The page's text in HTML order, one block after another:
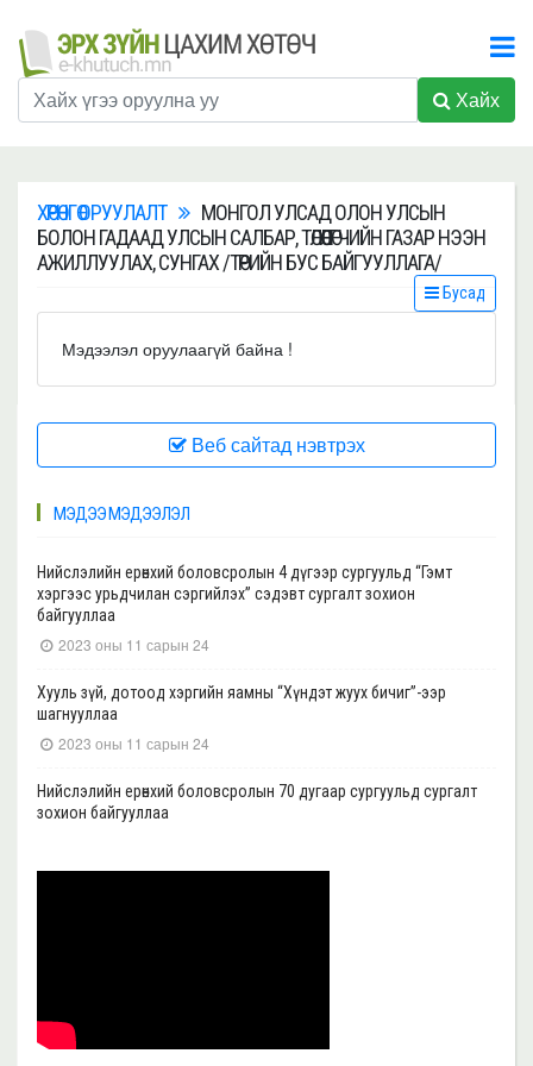
Хайх
ХӨРӨНГӨ ОРУУЛАЛТ
МОНГОЛ УЛСАД ОЛОН УЛСЫН
БОЛОН ГАДААД УЛСЫН САЛБАР, ТӨЛӨӨЛӨГЧИЙН ГАЗАР НЭЭН
АЖИЛЛУУЛАХ, СУНГАХ /ТӨРИЙН БУС БАЙГУУЛЛАГА/
Бусад
Мэдээлэл оруулаагүй байна !
Веб сайтад нэвтрэх
МЭДЭЭ МЭДЭЭЛЭЛ
Нийслэлийн ерөнхий боловсролын 4 дүгээр сургуульд “Гэмт
хэргээс урьдчилан сэргийлэх” сэдэвт сургалт зохион
байгууллаа
2023 оны 11 сарын 24
Хууль зүй, дотоод хэргийн яамны “Хүндэт жуух бичиг”-ээр
шагнууллаа
2023 оны 11 сарын 24
Нийслэлийн ерөнхий боловсролын 70 дугаар сургуульд сургалт
зохион байгууллаа
байгууллаа